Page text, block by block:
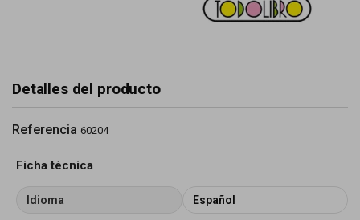
Detalles del producto
Referencia 60204
Ficha técnica
Idioma Español